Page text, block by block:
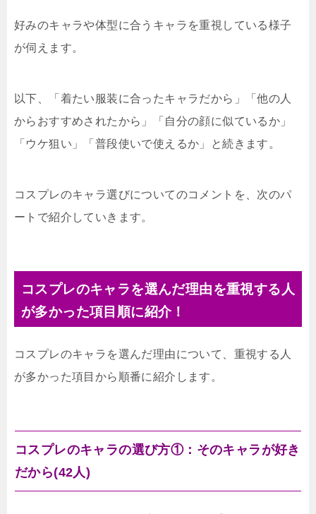
好みのキャラや体型に合うキャラを重視している様子
が伺えます。
以下、「着たい服装に合ったキャラだから」「他の人
からおすすめされたから」「自分の顔に似ているか」
「ウケ狙い」「普段使いで使えるか」と続きます。
コスプレのキャラ選びについてのコメントを、次のパ
ートで紹介していきます。
コスプレのキャラを選んだ理由を重視する人
が多かった項目順に紹介！
コスプレのキャラを選んだ理由について、重視する人
が多かった項目から順番に紹介します。
コスプレのキャラの選び方①：そのキャラが好き
だから(42人)